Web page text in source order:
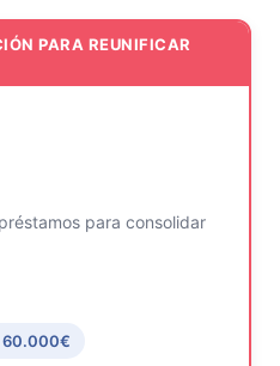
PARA REUNIFICAR
para consolidar
60.000€